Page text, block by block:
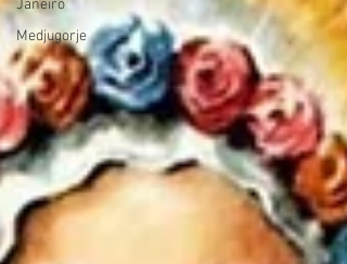
Janeiro
Medjugorje